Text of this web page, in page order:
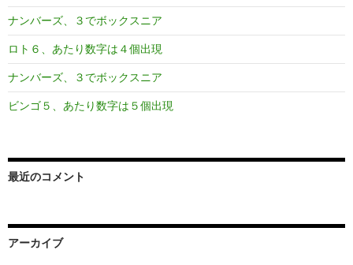
ナンバーズ、３でボックスニア
ロト６、あたり数字は４個出現
ナンバーズ、３でボックスニア
ビンゴ５、あたり数字は５個出現
最近のコメント
アーカイブ